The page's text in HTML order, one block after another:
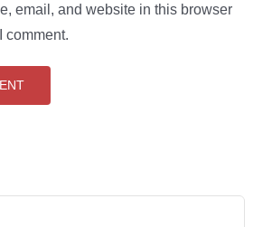
email, and website in this browser
comment.